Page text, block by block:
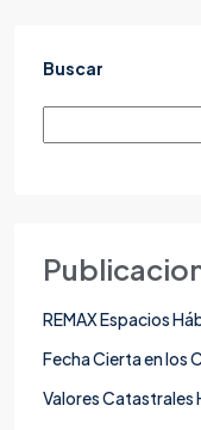
Buscar
REMAX Espacios
Fecha Cierta en los
Valores Catastrales